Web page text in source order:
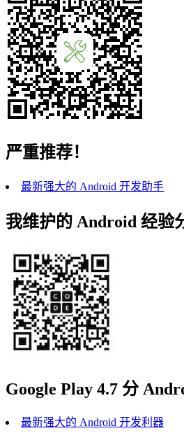
严重推荐！
最新强大的 Android 开发助手
我维护的 Android 经验
Google Play 4.7 分
最新强大的 Android 开发利器